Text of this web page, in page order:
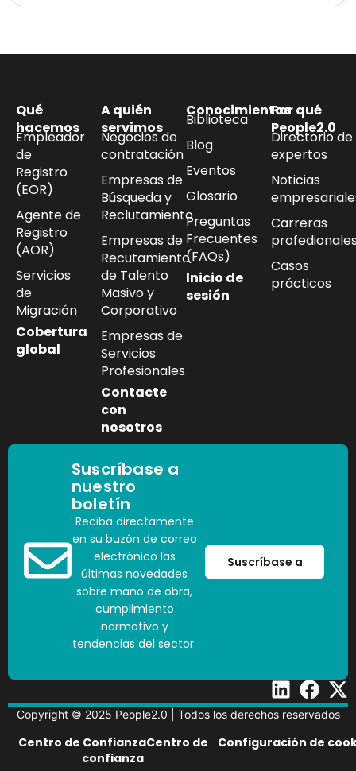
Qué
hacemos
Empleador
de
Registro
(EOR)
Agente de
Registro
(AOR)
Servicios
de
Migración
Cobertura
global
A quién
servimos
Negocios de
contratación
Empresas de
Búsqueda y
Reclutamiento
Empresas de
Recutamiento
de Talento
Masivo y
Corporativo
Empresas de
Servicios
Profesionales
Contacte
con
nosotros
Conocimientos
Biblioteca
Blog
Eventos
Glosario
Preguntas
Frecuentes
(FAQs)
Inicio de
sesión
Por qué
People2.0
Directorio de
expertos
Noticias
Carreras
Casos
prácticos
Suscríbase a
nuestro
boletín
Reciba directamente
en su buzón de correo
electrónico las
últimas novedades
sobre mano de obra,
cumplimiento
normativo y
tendencias del sector.
Suscríbase a
Copyright © 2025 People2.0 | Todos los derechos reservados
Centro de ConfianzaCentro de
confianza
Configuración de